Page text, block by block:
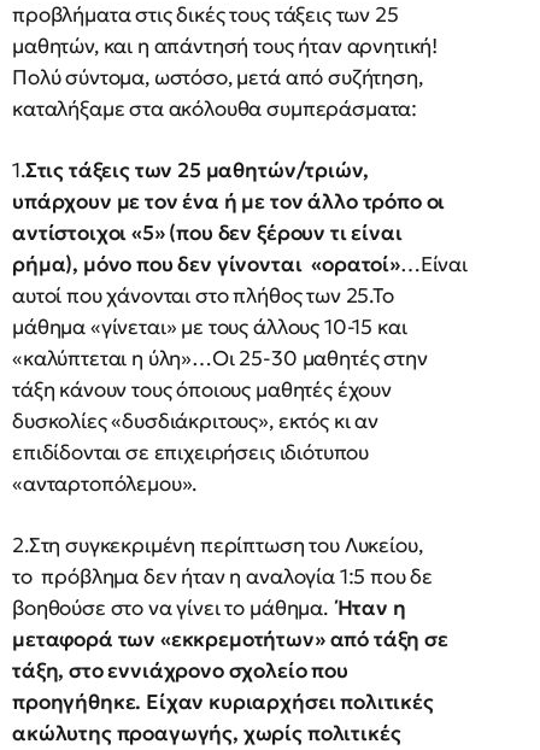
προβλήματα στις δικές τους τάξεις των 25
μαθητών, και η απάντησή τους ήταν αρνητική!
Πολύ σύντομα, ωστόσο, μετά από συζήτηση,
καταλήξαμε στα ακόλουθα συμπεράσματα:
1.Στις τάξεις των 25 μαθητών/τριών,
υπάρχουν με τον ένα ή με τον άλλο τρόπο οι
αντίστοιχοι «5» (που δεν ξέρουν τι είναι
ρήμα), μόνο που δεν γίνονται «ορατοί»…Είναι
αυτοί που χάνονται στο πλήθος των 25.Το
μάθημα «γίνεται» με τους άλλους 10-15 και
«καλύπτεται η ύλη»…Οι 25-30 μαθητές στην
τάξη κάνουν τους όποιους μαθητές έχουν
δυσκολίες «δυσδιάκριτους», εκτός κι αν
επιδίδονται σε επιχειρήσεις ιδιότυπου
«ανταρτοπόλεμου».
2.Στη συγκεκριμένη περίπτωση του Λυκείου,
το πρόβλημα δεν ήταν η αναλογία 1:5 που δε
βοηθούσε στο να γίνει το μάθημα.Ήταν η
μεταφορά των «εκκρεμοτήτων» από τάξη σε
τάξη, στο εννιάχρονο σχολείο που
προηγήθηκε. Είχαν κυριαρχήσει πολιτικές
ακώλυτης προαγωγής, χωρίς πολιτικές